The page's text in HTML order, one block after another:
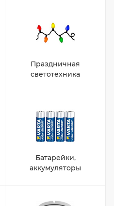
Праздничная
светотехника
Батарейки,
аккумуляторы